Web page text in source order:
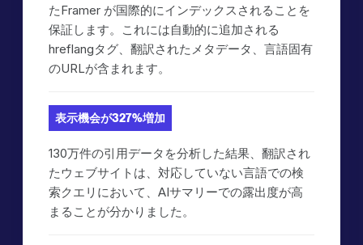
たFramer が国際的にインデックスされることを
保証します。これには自動的に追加される
hreflangタグ、翻訳されたメタデータ、言語固有
のURLが含まれます。
表示機会が327%増加
130万件の引用データを分析した結果、翻訳され
たウェブサイトは、対応していない言語での検
索クエリにおいて、AIサマリーでの露出度が高
まることが分かりました。